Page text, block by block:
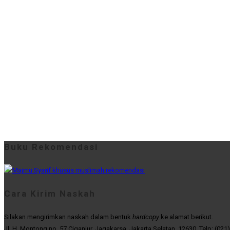
Buku Rekomendasi
Cara Kirim Naskah
Silakan mengirimkan naskah dalam bentuk hardcopy ke alamat berikut.